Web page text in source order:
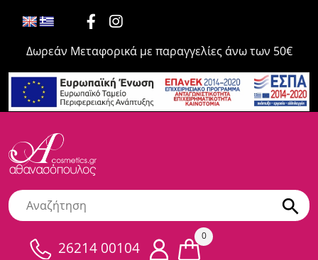
Δωρεάν Μεταφορικά με παραγγελίες άνω των 50€
26214 00104
0